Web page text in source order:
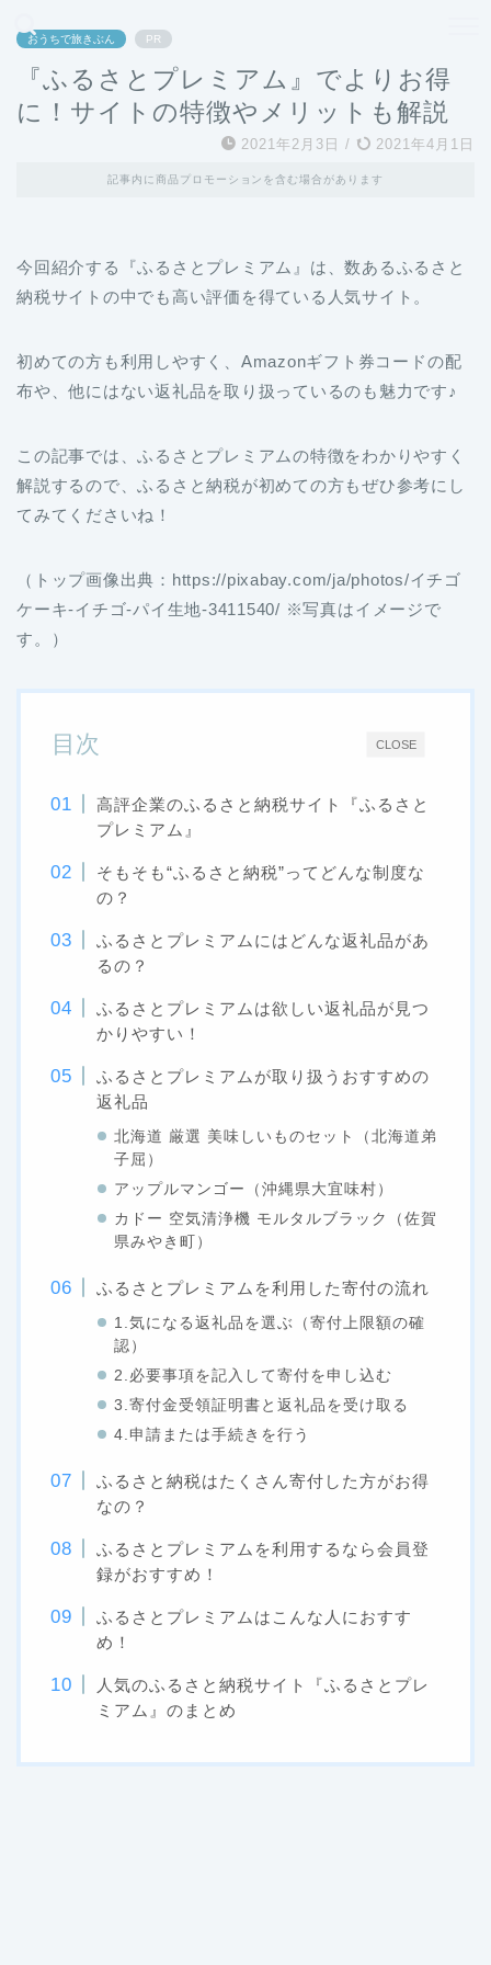
おうちで旅きぶん PR
『ふるさとプレミアム』でよりお得
に！サイトの特徴やメリットも解説
2021年2月3日 / 2021年4月1日
記事内に商品プロモーションを含む場合があります
今回紹介する『ふるさとプレミアム』は、数あるふるさと
納税サイトの中でも高い評価を得ている人気サイト。
初めての方も利用しやすく、Amazonギフト券コードの配
布や、他にはない返礼品を取り扱っているのも魅力です♪
この記事では、ふるさとプレミアムの特徴をわかりやすく
解説するので、ふるさと納税が初めての方もぜひ参考にし
てみてくださいね！
（トップ画像出典：https://pixabay.com/ja/photos/イチゴ
ケーキ-イチゴ-パイ生地-3411540/ ※写真はイメージで
す。）
CLOSE
目次
高評企業のふるさと納税サイト『ふるさと
プレミアム』
そもそも“ふるさと納税”ってどんな制度な
の？
ふるさとプレミアムにはどんな返礼品があ
るの？
ふるさとプレミアムは欲しい返礼品が見つ
かりやすい！
ふるさとプレミアムが取り扱うおすすめの
返礼品
北海道 厳選 美味しいものセット（北海道弟
子屈）
アップルマンゴー（沖縄県大宜味村）
カドー 空気清浄機 モルタルブラック（佐賀
県みやき町）
ふるさとプレミアムを利用した寄付の流れ
1.気になる返礼品を選ぶ（寄付上限額の確
認）
2.必要事項を記入して寄付を申し込む
3.寄付金受領証明書と返礼品を受け取る
4.申請または手続きを行う
ふるさと納税はたくさん寄付した方がお得
なの？
ふるさとプレミアムを利用するなら会員登
録がおすすめ！
ふるさとプレミアムはこんな人におすす
め！
人気のふるさと納税サイト『ふるさとプレ
ミアム』のまとめ